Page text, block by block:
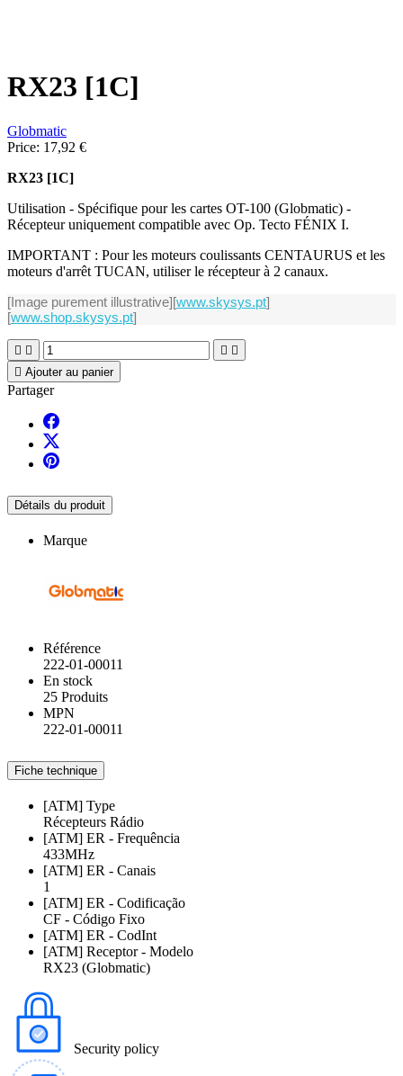
RX23 [1C]
Globmatic
Price: 17,92 €
RX23 [1C]
Utilisation - Spécifique pour les cartes OT-100 (Globmatic) -
Récepteur uniquement compatible avec Op. Tecto FÉNIX I.
IMPORTANT : Pour les moteurs coulissants CENTAURUS et les
moteurs d'arrêt TUCAN, utiliser le récepteur à 2 canaux.
[Image purement illustrative][www.skysys.pt]
[www.shop.skysys.pt]
   
 Ajouter au panier
Partager
Détails du produit
Marque
Référence
222-01-00011
En stock
25 Produits
MPN
222-01-00011
Fiche technique
[ATM] Type
Récepteurs Rádio
[ATM] ER - Frequência
433MHz
[ATM] ER - Canais
1
[ATM] ER - Codificação
CF - Código Fixo
[ATM] ER - CodInt
[ATM] Receptor - Modelo
RX23 (Globmatic)
Security policy